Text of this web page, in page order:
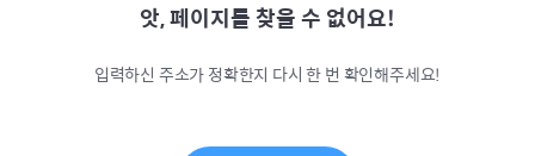
앗, 페이지를 찾을 수 없어요!
입력하신 주소가 정확한지 다시 한 번 확인해주세요!